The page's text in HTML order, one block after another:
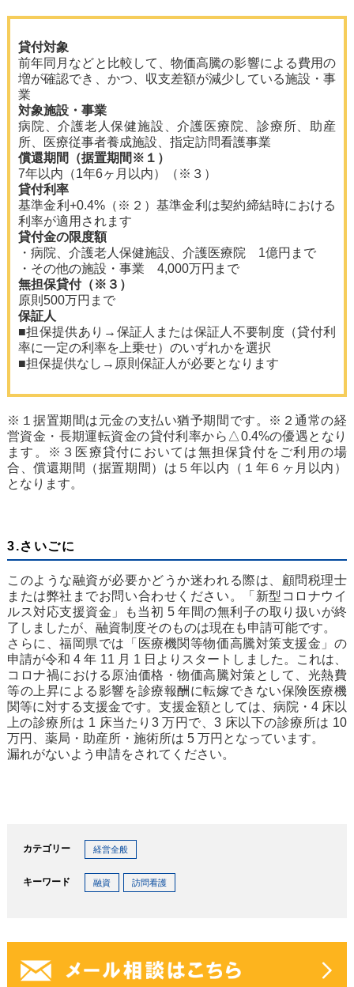
貸付対象
前年同月などと比較して、物価高騰の影響による費用の
増が確認でき、かつ、収支差額が減少している施設・事
業
対象施設・事業
病院、介護老人保健施設、介護医療院、診療所、助産
所、医療従事者養成施設、指定訪問看護事業
償還期間（据置期間※１）
7年以内（1年6ヶ月以内）（※３）
貸付利率
基準金利+0.4%（※２）基準金利は契約締結時における
利率が適用されます
貸付金の限度額
・病院、介護老人保健施設、介護医療院 1億円まで
・その他の施設・事業 4,000万円まで
無担保貸付（※３）
原則500万円まで
保証人
■担保提供あり→保証人または保証人不要制度（貸付利
率に一定の利率を上乗せ）のいずれかを選択
■担保提供なし→原則保証人が必要となります
※１据置期間は元金の支払い猶予期間です。※２通常の経
営資金・長期運転資金の貸付利率から△0.4%の優遇となり
ます。※３医療貸付においては無担保貸付をご利用の場
合、償還期間（据置期間）は５年以内（１年６ヶ月以内）
となります。
3.さいごに
このような融資が必要かどうか迷われる際は、顧問税理士
または弊社までお問い合わせください。「新型コロナウイ
ルス対応支援資金」も当初 5 年間の無利子の取り扱いが終
了しましたが、融資制度そのものは現在も申請可能です。
さらに、福岡県では「医療機関等物価高騰対策支援金」の
申請が令和 4 年 11 月 1 日よりスタートしました。これは、
コロナ禍における原油価格・物価高騰対策として、光熱費
等の上昇による影響を診療報酬に転嫁できない保険医療機
関等に対する支援金です。支援金額としては、病院・4 床以
上の診療所は 1 床当たり3 万円で、3 床以下の診療所は 10
万円、薬局・助産所・施術所は 5 万円となっています。
漏れがないよう申請をされてください。
カテゴリー 経営全般
キーワード 融資 訪問看護